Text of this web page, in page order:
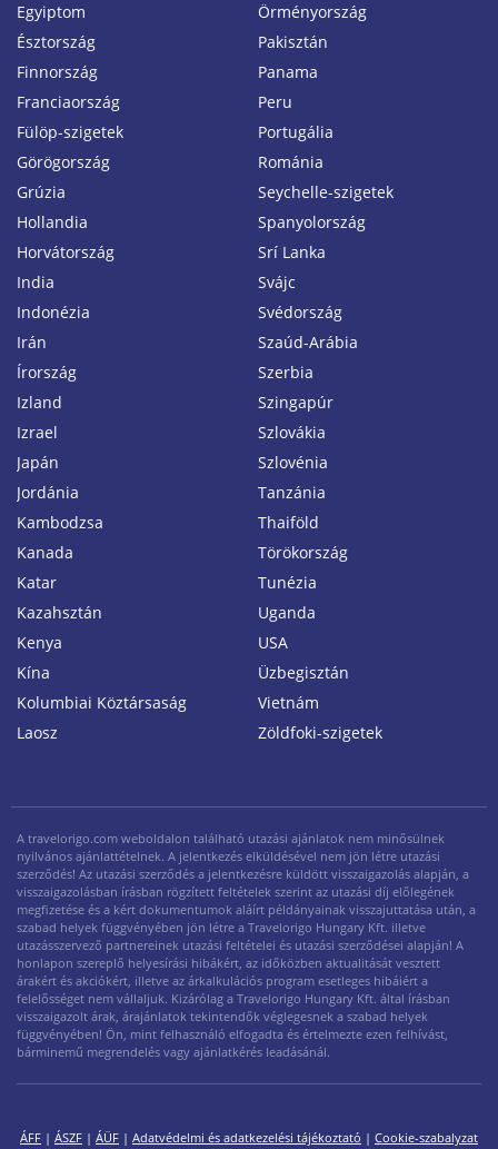
Egyiptom
Észtország
Finnország
Franciaország
Fülöp-szigetek
Görögország
Grúzia
Hollandia
Horvátország
India
Indonézia
Irán
Írország
Izland
Izrael
Japán
Jordánia
Kambodzsa
Kanada
Katar
Kazahsztán
Kenya
Kína
Kolumbiai Köztársaság
Laosz
Örményország
Pakisztán
Panama
Peru
Portugália
Románia
Seychelle-szigetek
Spanyolország
Srí Lanka
Svájc
Svédország
Szaúd-Arábia
Szerbia
Szingapúr
Szlovákia
Szlovénia
Tanzánia
Thaiföld
Törökország
Tunézia
Uganda
USA
Üzbegisztán
Vietnám
Zöldfoki-szigetek
A travelorigo.com weboldalon található utazási ajánlatok nem minősülnek
nyilvános ajánlattételnek. A jelentkezés elküldésével nem jön létre utazási
szerződés! Az utazási szerződés a jelentkezésre küldött visszaigazolás alapján, a
visszaigazolásban írásban rögzített feltételek szerint az utazási díj előlegének
megfizetése és a kért dokumentumok aláírt példányainak visszajuttatása után, a
szabad helyek függvényében jön létre a Travelorigo Hungary Kft. illetve
utazásszervező partnereinek utazási feltételei és utazási szerződései alapján! A
honlapon szereplő helyesírási hibákért, az időközben aktualitását vesztett
árakért és akciókért, illetve az árkalkulációs program esetleges hibáiért a
felelősséget nem vállaljuk. Kizárólag a Travelorigo Hungary Kft. által írásban
visszaigazolt árak, árajánlatok tekintendők véglegesnek a szabad helyek
függvényében! Ön, mint felhasználó elfogadta és értelmezte ezen felhívást,
bárminemű megrendelés vagy ajánlatkérés leadásánál.
ÁFF | ÁSZF | ÁÜF | Adatvédelmi és adatkezelési tájékoztató | Cookie-szabalyzat